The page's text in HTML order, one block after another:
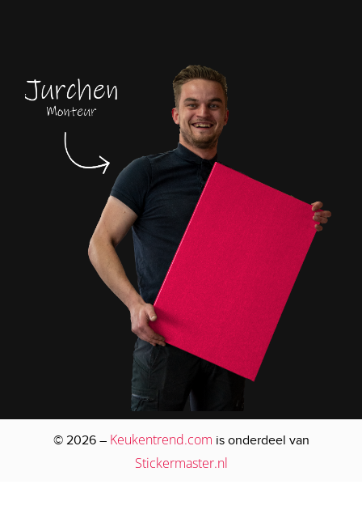
© 2026 – Keukentrend.com is onderdeel van
Stickermaster.nl